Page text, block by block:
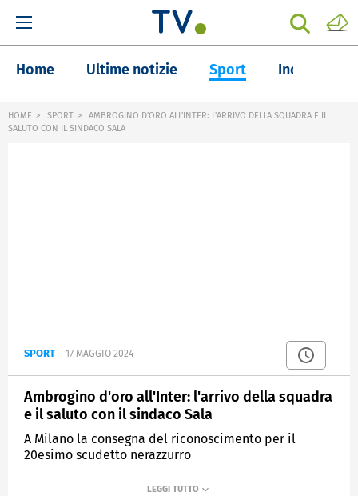
Home Ultime notizie Sport Inchieste
HOME SPORT
AMBROGINO D'ORO ALL'INTER: L'ARRIVO DELLA SQUADRA E IL
SALUTO CON IL SINDACO SALA
SPORT 17 MAGGIO 2024
Ambrogino d'oro all'Inter: l'arrivo della squadra
e il saluto con il sindaco Sala
A Milano la consegna del riconoscimento per il
20esimo scudetto nerazzurro
SPORTMEDIASET